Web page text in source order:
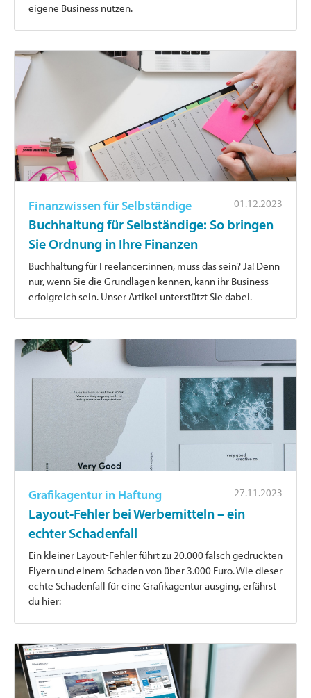
eigene Business nutzen.
01.12.2023
Finanzwissen für Selbständige
Buchhaltung für Selbständige: So bringen
Sie Ordnung in Ihre Finanzen
Buchhaltung für Freelancer:innen, muss das sein? Ja! Denn
nur, wenn Sie die Grundlagen kennen, kann ihr Business
erfolgreich sein. Unser Artikel unterstützt Sie dabei.
27.11.2023
Grafikagentur in Haftung
Layout-Fehler bei Werbemitteln – ein
echter Schadenfall
Ein kleiner Layout-Fehler führt zu 20.000 falsch gedruckten
Flyern und einem Schaden von über 3.000 Euro. Wie dieser
echte Schadenfall für eine Grafikagentur ausging, erfährst
du hier: